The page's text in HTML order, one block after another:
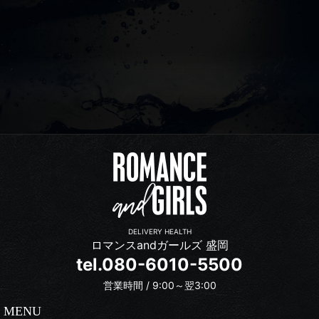
DELIVERY HEALTH
ロマンスandガールズ 盛岡
tel.080-6010-5500
営業時間 / 9:00～翌3:00
MENU